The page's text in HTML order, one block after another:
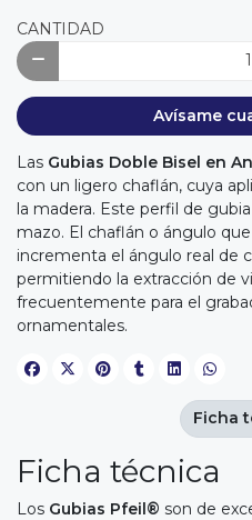
CANTIDAD
Avísame
Las Gubias Doble Bisel en
con un ligero chaflán, cuya
la madera. Este perfil de
mazo. El chaflán o ángulo
incrementa el ángulo real de
permitiendo la extracción de
frecuentemente para el
ornamentales.
Ficha técnica
Los Gubias Pfeil® son de
Ficha